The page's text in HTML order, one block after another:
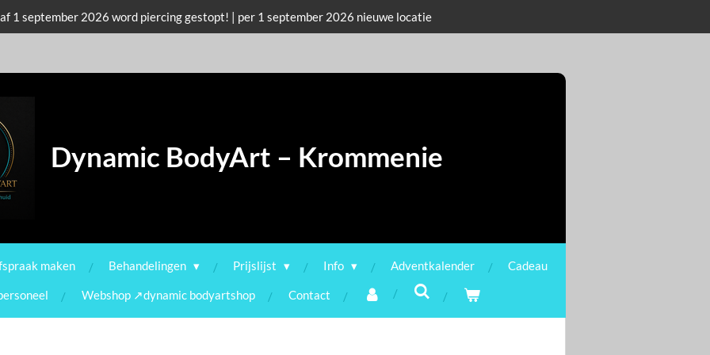
1 september 2026 word piercing gestopt! | per 1 september 2026 nieuwe locatie
Dynamic BodyArt – Krommenie
maken Behandelingen Prijslijst Info Adventkalender Cadeau
Webshop ↗dynamic bodyartshop Contact